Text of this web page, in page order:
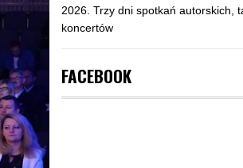
2026. Trzy dni spotkań autorskich,
koncertów
FACEBOOK